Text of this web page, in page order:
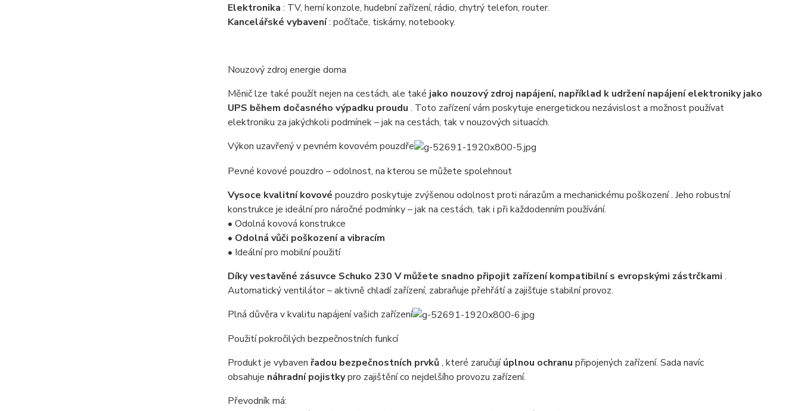
Elektronika : TV, herní konzole, hudební zařízení, rádio, chytrý telefon, router.
Kancelářské vybavení: počítače, tiskárny, notebooky.
Nouzový zdroj energie doma
Měnič lze také použít nejen na cestách, ale takéjako nouzový zdroj napájení, například k udržení napájení elektroniky jako
UPS během dočasného výpadku proudu . Toto zařízení vám poskytuje energetickou nezávislost a možnost používat
elektroniku za jakýchkoli podmínek – jak na cestách, tak v nouzových situacích.
Výkon uzavřený v pevném kovovém pouzdře
Pevné kovové pouzdro – odolnost, na kterou se můžete spolehnout
Vysoce kvalitní kovové pouzdro poskytuje zvýšenou odolnost proti nárazům a mechanickému poškození . Jeho robustní
konstrukce je ideální pro náročné podmínky – jak na cestách, tak i při každodenním používání.
• Odolná kovová konstrukce
• Odolná vůči poškození a vibracím
• Ideální pro mobilní použití
Díky vestavěné zásuvce Schuko 230 V můžete snadno připojit zařízení kompatibilní s evropskými zástrčkami .
Automatický ventilátor – aktivně chladí zařízení, zabraňuje přehřátí a zajišťuje stabilní provoz.
Plná důvěra v kvalitu napájení vašich zařízení
Použití pokročilých bezpečnostních funkcí
Produkt je vybaven řadou bezpečnostních prvků, které zaručujíúplnou ochranu připojených zařízení. Sada navíc
obsahuje náhradní pojistkypro zajištění co nejdelšího provozu zařízení.
Převodník má: